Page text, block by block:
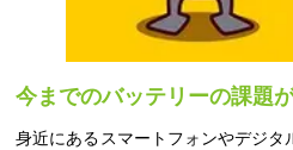
今までのバッテリーの課題
身近にあるスマートフォンやデジ